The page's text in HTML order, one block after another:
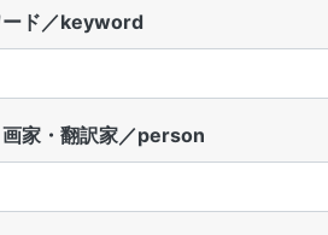
ード／keyword
家・翻訳家／person